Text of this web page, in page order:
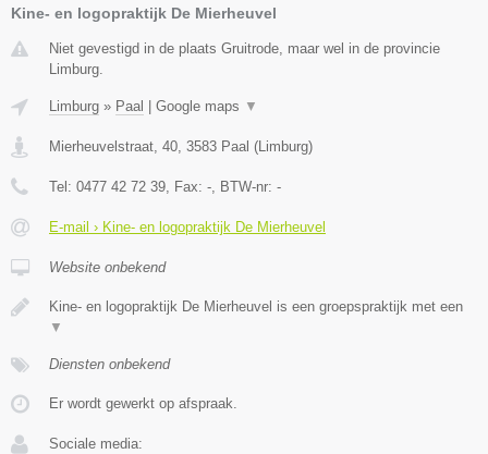
Kine- en logopraktijk De Mierheuvel
Niet gevestigd in de plaats Gruitrode, maar wel in de provincie
Limburg.
Limburg » Paal | Google maps ▼
Mierheuvelstraat, 40 3583 Paal (Limburg)
Tel: 0477 42 72 39 , Fax: - , BTW-nr: -
E-mail › Kine- en logopraktijk De Mierheuvel
Website onbekend
Kine- en logopraktijk De Mierheuvel is een groepspraktijk met een
▼
Diensten onbekend
Er wordt gewerkt op afspraak.
Sociale media: